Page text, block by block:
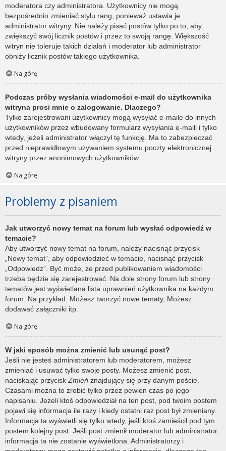
moderatora czy administratora. Użytkownicy nie mogą
bezpośrednio zmieniać stylu rang, ponieważ ustawia je
administrator witryny. Nie należy pisać postów tylko po to, aby
zwiększyć swój licznik postów i przez to swoją rangę. Większość
witryn nie toleruje takich działań i moderator lub administrator
obniży licznik postów takiego użytkownika.
Na górę
Podczas próby wysłania wiadomości e-mail do użytkownika
witryna prosi mnie o zalogowanie. Dlaczego?
Tylko zarejestrowani użytkownicy mogą wysyłać e-maile do innych
użytkowników przez wbudowany formularz wysyłania e-maili i tylko
wtedy, jeżeli administrator włączył tę funkcję. Ma to zabezpieczać
przed nieprawidłowym używaniem systemu poczty elektronicznej
witryny przez anonimowych użytkowników.
Na górę
Problemy z pisaniem
Jak utworzyć nowy temat na forum lub wysłać odpowiedź w
temacie?
Aby utworzyć nowy temat na forum, należy nacisnąć przycisk
„Nowy temat”, aby odpowiedzieć w temacie, nacisnąć przycisk
„Odpowiedz”. Być może, że przed publikowaniem wiadomości
trzeba będzie się zarejestrować. Na dole strony forum lub strony
tematów jest wyświetlana lista uprawnień użytkownika na każdym
forum. Na przykład: Możesz tworzyć nowe tematy, Możesz
dodawać załączniki itp.
Na górę
W jaki sposób można zmienić lub usunąć post?
Jeśli nie jesteś administratorem lub moderatorem, możesz
zmieniać i usuwać tylko swoje posty. Możesz zmienić post,
naciskając przycisk Zmień znajdujący się przy danym poście.
Czasami można to zrobić tylko przez pewien czas po jego
napisaniu. Jeżeli ktoś odpowiedział na ten post, pod twoim postem
pojawi się informacja ile razy i kiedy ostatni raz post był zmieniany.
Informacja ta wyświetli się tylko wtedy, jeśli ktoś zamieścił pod tym
postem kolejny post. Jeśli post zmienił moderator lub administrator,
informacja ta nie zostanie wyświetlona. Administratorzy i